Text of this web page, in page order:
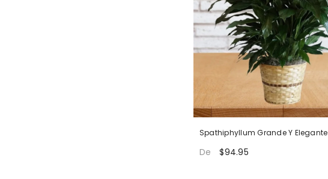
Spathiphyllum Grande Y Elegante
De $94.95